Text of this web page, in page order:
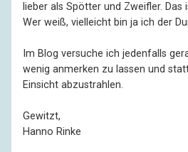
lieber als Spötter und Zweifler.
Wer weiß, vielleicht bin ja ich der
Im Blog versuche ich jedenfalls
wenig anmerken zu lassen und
Einsicht abzustrahlen.
Gewitzt,
Hanno Rinke